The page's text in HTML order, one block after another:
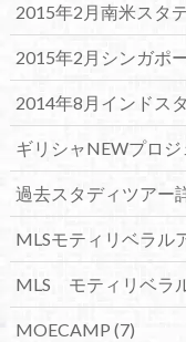
2015年2月南米スタ
2015年2月シンガポ
2014年8月インドス
ギリシャNEWプロジ
過去スタディツアー
MLSモティリベラル
MLS モティリベラ
MOECAMP (7)